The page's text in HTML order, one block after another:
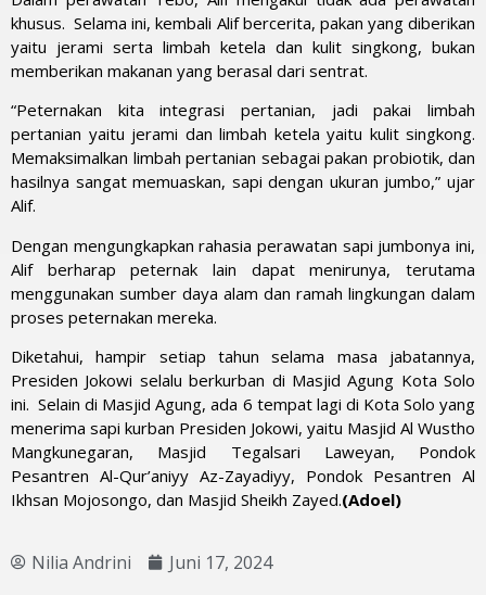
khusus. Selama ini, kembali Alif bercerita, pakan yang diberikan
yaitu jerami serta limbah ketela dan kulit singkong, bukan
memberikan makanan yang berasal dari sentrat.
“Peternakan kita integrasi pertanian, jadi pakai limbah
pertanian yaitu jerami dan limbah ketela yaitu kulit singkong.
Memaksimalkan limbah pertanian sebagai pakan probiotik, dan
hasilnya sangat memuaskan, sapi dengan ukuran jumbo,” ujar
Alif.
Dengan mengungkapkan rahasia perawatan sapi jumbonya ini,
Alif berharap peternak lain dapat menirunya, terutama
menggunakan sumber daya alam dan ramah lingkungan dalam
proses peternakan mereka.
Diketahui, hampir setiap tahun selama masa jabatannya,
Presiden Jokowi selalu berkurban di Masjid Agung Kota Solo
ini. Selain di Masjid Agung, ada 6 tempat lagi di Kota Solo yang
menerima sapi kurban Presiden Jokowi, yaitu Masjid Al Wustho
Mangkunegaran, Masjid Tegalsari Laweyan, Pondok
Pesantren Al-Qur’aniyy Az-Zayadiyy, Pondok Pesantren Al
Ikhsan Mojosongo, dan Masjid Sheikh Zayed.(Adoel)
Nilia Andrini Juni 17, 2024